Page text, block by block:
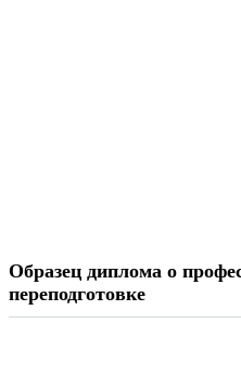
Образец диплома о
переподготовке